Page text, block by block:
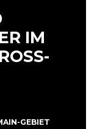
IM
GEBIET